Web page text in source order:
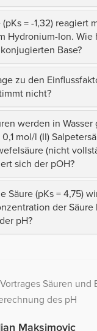
= -1,32) reagiert
Hydronium-Ion. Wie
Base?
zu den
nicht?
werden in Wasser
mol/l (II)
(nicht
sich der pOH?
Säure (pKs = 4,75)
der Säure
pH?
Säuren und
des pH
Maksimovic